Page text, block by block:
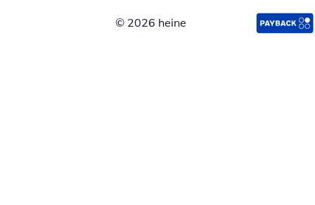
© 2026 heine